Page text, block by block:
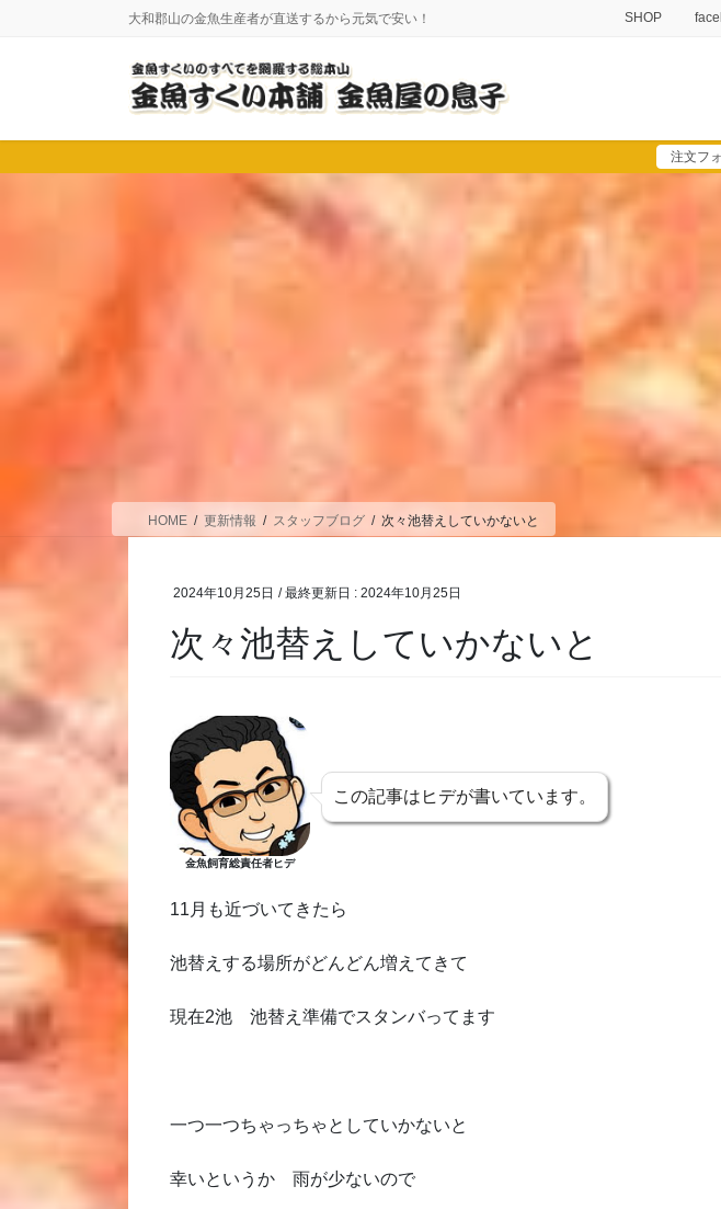
に
移
ョ
ン
大和郡山の金魚生産者が直送するから元気で安い！ SHOP
注文フ
HOME 更新情報 スタッフブログ 次々池替えしていかないと
2024年10月25日 / 最終更新日 :2024年10月25日
次々池替えしていかないと
金魚飼育総責任者ヒデ
この記事はヒデが書いています。
11月も近づいてきたら
池替えする場所がどんどん増えてきて
現在2池 池替え準備でスタンバってます
一つ一つちゃっちゃとしていかないと
幸いというか 雨が少ないので